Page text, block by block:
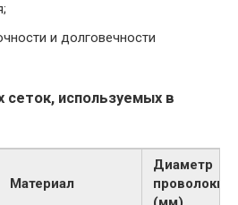
и долговечности
сеток, используемых в
Материал
Диаметр
проволоки